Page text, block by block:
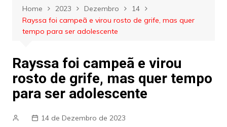
Home 2023 Dezembro
14
Rayssa foi campeã e virou rosto de grife, mas quer
tempo para ser adolescente
Rayssa foi campeã e virou
rosto de grife, mas quer tempo
para ser adolescente
14 de Dezembro de 2023